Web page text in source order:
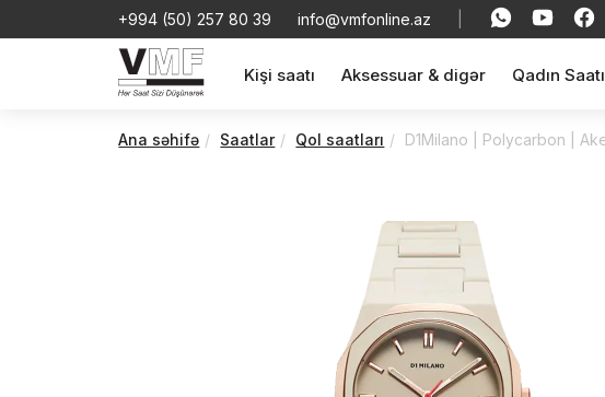
+994 (50) 257 80 39 info@vmfonline.az
Kişi saatı Aksessuar & digər Qadın Saatı
Ana səhifə Saatlar Qol saatları D1Milano | Polycarbon |